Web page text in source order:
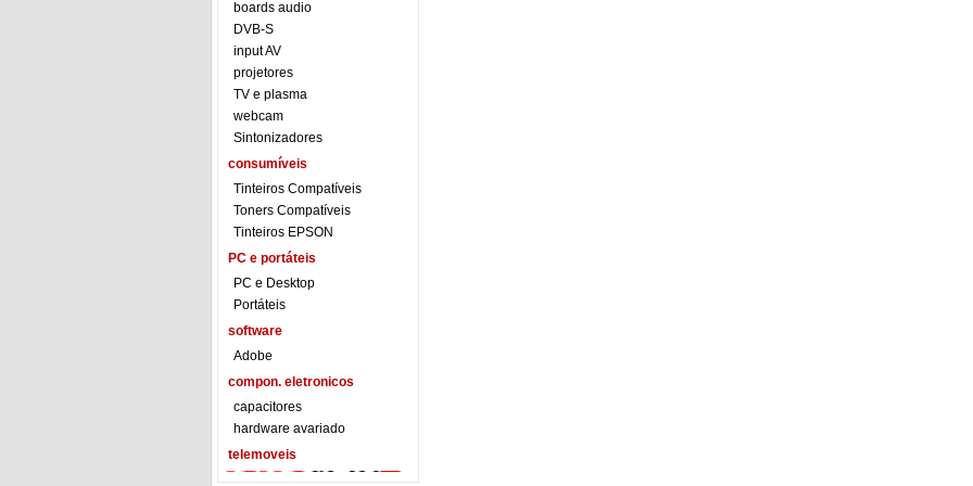
boards audio
DVB-S
input AV
projetores
TV e plasma
webcam
Sintonizadores
consumíveis
Tinteiros Compatíveis
Toners Compatíveis
Tinteiros EPSON
PC e portáteis
PC e Desktop
Portáteis
software
Adobe
compon. eletronicos
capacitores
hardware avariado
telemoveis